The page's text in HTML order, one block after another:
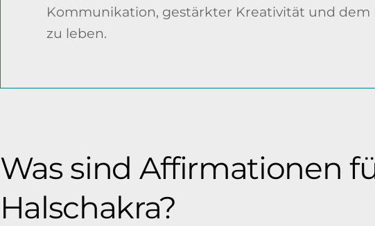
Kommunikation, gestärkter Kreativität und dem
zu leben.
Was sind Affirmationen
Halschakra?